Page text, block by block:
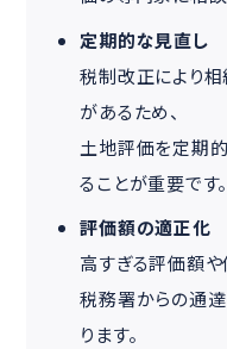
定期的な見直し
税制改正により
があるため、
土地評価を定期
ることが重要です。
評価額の適正化
高すぎる評価額や
税務署からの通
ります。